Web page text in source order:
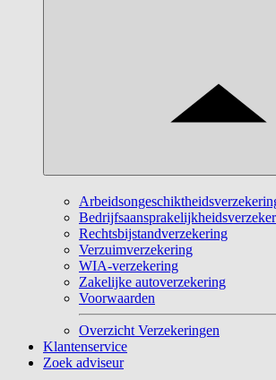
Rechtsbijstandverzekering
Verzuimverzekering
WIA-verzekering
Zakelijke autoverzekering
Voorwaarden
Overzicht Verzekeringen
Klantenservice
Zoek adviseur